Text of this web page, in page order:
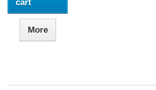
cart
More